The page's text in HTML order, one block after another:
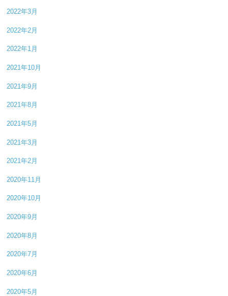
2022年3月
2022年2月
2022年1月
2021年10月
2021年9月
2021年8月
2021年5月
2021年3月
2021年2月
2020年11月
2020年10月
2020年9月
2020年8月
2020年7月
2020年6月
2020年5月